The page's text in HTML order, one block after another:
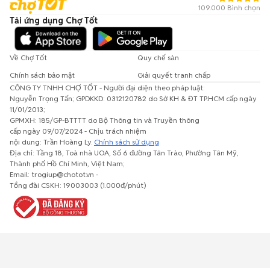
109.000 Bình chọn
Tải ứng dụng Chợ Tốt
Về Chợ Tốt
Quy chế sàn
Chính sách bảo mật
Giải quyết tranh chấp
CÔNG TY TNHH CHỢ TỐT - Người đại diện theo pháp luật:
Nguyễn Trọng Tấn; GPDKKD: 0312120782 do Sở KH & ĐT TP.HCM cấp ngày
11/01/2013;
GPMXH: 185/GP-BTTTT do Bộ Thông tin và Truyền thông
cấp ngày 09/07/2024 - Chịu trách nhiệm
nội dung: Trần Hoàng Ly. Chính sách sử dụng
Địa chỉ: Tầng 18, Toà nhà UOA, Số 6 đường Tân Trào, Phường Tân Mỹ,
Thành phố Hồ Chí Minh, Việt Nam;
Email: trogiup@chotot.vn -
Tổng đài CSKH: 19003003 (1.000đ/phút)